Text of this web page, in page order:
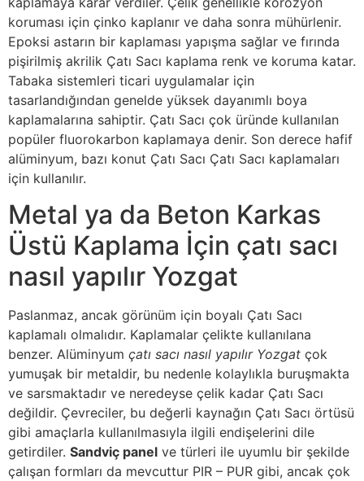
koruması için çinko kaplanır ve daha sonra mühürlenir.
Epoksi astarın bir kaplaması yapışma sağlar ve fırında
pişirilmiş akrilik Çatı Sacı kaplama renk ve koruma katar.
Tabaka sistemleri ticari uygulamalar için
tasarlandığından genelde yüksek dayanımlı boya
kaplamalarına sahiptir. Çatı Sacı çok üründe kullanılan
popüler fluorokarbon kaplamaya denir. Son derece hafif
alüminyum, bazı konut Çatı Sacı Çatı Sacı kaplamaları
için kullanılır.
Metal ya da Beton Karkas
Üstü Kaplama İçin çatı sacı
nasıl yapılır Yozgat
Paslanmaz, ancak görünüm için boyalı Çatı Sacı
kaplamalı olmalıdır. Kaplamalar çelikte kullanılana
benzer. Alüminyum çatı sacı nasıl yapılır Yozgat çok
yumuşak bir metaldir, bu nedenle kolaylıkla buruşmakta
ve sarsmaktadır ve neredeyse çelik kadar Çatı Sacı
değildir. Çevreciler, bu değerli kaynağın Çatı Sacı örtüsü
gibi amaçlarla kullanılmasıyla ilgili endişelerini dile
getirdiler. Sandviç panel ve türleri ile uyumlu bir şekilde
çalışan formları da mevcuttur PIR – PUR gibi, ancak çok